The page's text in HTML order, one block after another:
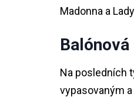
Madonna a
Na posledních
vypasovaným